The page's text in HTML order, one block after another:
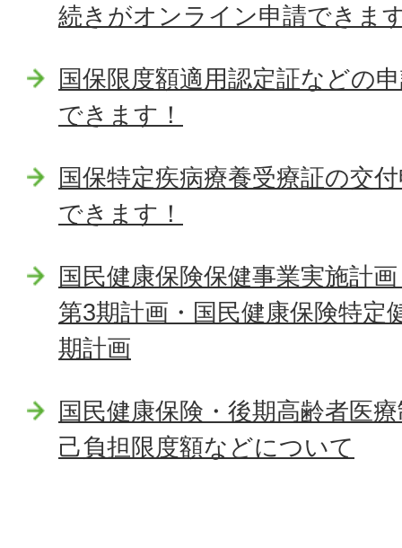
続きがオンライン申請できま
国保限度額適用認定証などの
できます！
国保特定疾病療養受療証の交
できます！
国民健康保険保健事業実施計
第3期計画・国民健康保険特定
期計画
国民健康保険・後期高齢者医
己負担限度額などについて